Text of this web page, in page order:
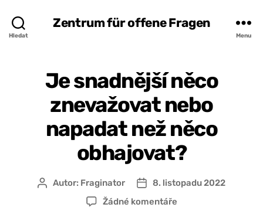
Hledat
Zentrum für offene Fragen
Menu
Je snadnější něco
znevažovat nebo
napadat než něco
obhajovat?
AutorAutor: Fraginator
Datum
příspěvku
8. listopadu 2022
Žádné komentářeu